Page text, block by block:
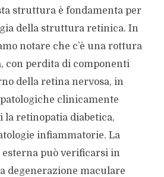
struttura è fondamenta per
della struttura retinica. In
notare che c’è una rottura
con perdita di componenti
della retina nervosa, in
clinicamente
retinopatia diabetica,
infiammatorie. La
esterna può verificarsi in
degenerazione maculare